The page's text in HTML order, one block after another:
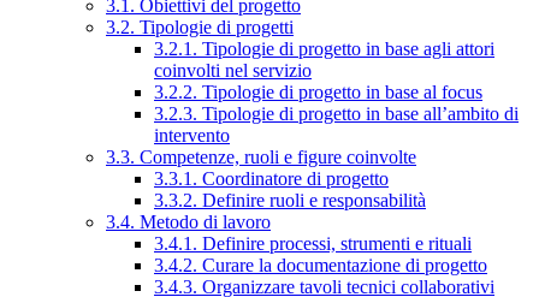
3.1. Obiettivi del progetto
3.2. Tipologie di progetti
3.2.1. Tipologie di progetto in base agli attori
coinvolti nel servizio
3.2.2. Tipologie di progetto in base al focus
3.2.3. Tipologie di progetto in base all’ambito di
intervento
3.3. Competenze, ruoli e figure coinvolte
3.3.1. Coordinatore di progetto
3.3.2. Definire ruoli e responsabilità
3.4. Metodo di lavoro
3.4.1. Definire processi, strumenti e rituali
3.4.2. Curare la documentazione di progetto
3.4.3. Organizzare tavoli tecnici collaborativi